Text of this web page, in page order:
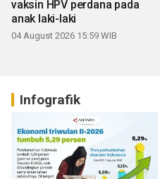
vaksin HPV perdana pada
anak laki-laki
04 August 2026 15:59 WIB
Infografik